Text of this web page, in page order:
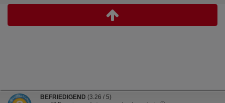
BEFRIEDIGEND (3.26 / 5)